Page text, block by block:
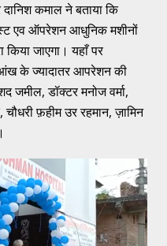
कमाल ने बताया कि
एव ऑपरेशन आधुनिक मशीनों
किया जाएगा। यहाँ पर
के ज्यादातर आपरेशन की
डॉक्टर मनोज वर्मा,
फ़हीम उर रहमान, ज़ामिन